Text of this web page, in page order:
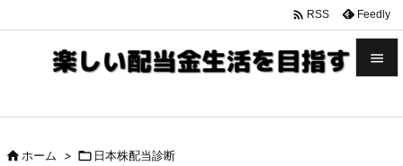

メニュ
 RSS Feedly
ホーム >  日本株配当診断